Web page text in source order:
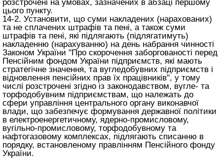
розстрочені на умовах, зазначених в абзаці першому
цього пункту.
14-2. Установити, що суми накладених (нарахованих)
та не сплачених штрафів та пені, а також суми
штрафів та пені, які підлягають (підлягатимуть)
накладенню (нарахуванню) на день набрання чинності
Законом України "Про скорочення заборгованості перед
Пенсійним фондом України підприємств, які мають
стратегічне значення, та вугледобувних підприємств і
відновлення пенсійних прав їх працівників", у тому
числі розстрочені згідно із законодавством, вугле- та
торфодобувним підприємствам, що належать до
сфери управління центрального органу виконавчої
влади, що забезпечує формування державної політики
в електроенергетичному, ядерно-промисловому,
вугільно-промисловому, торфодобувному та
нафтогазовому комплексах, підлягають списанню в
порядку, встановленому правлінням Пенсійного фонду
України.